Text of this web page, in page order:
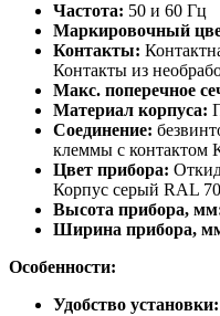
Частота: 50 и 60 Гц
Маркировочный
Контакты:
Контакты из
Макс. поперечное
Материал корпуса:
Соединение:
клеммы с контактом
Цвет прибора:
Корпус серый RAL
Высота прибора,
Ширина прибора,
Особенности:
Удобство установки: